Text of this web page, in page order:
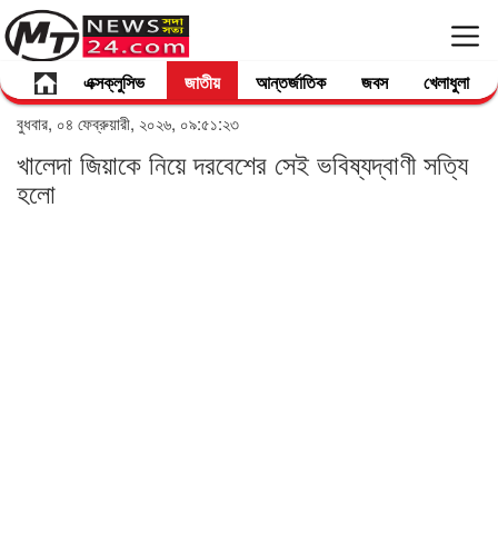
এক্সক্লুসিভ জাতীয় আন্তর্জাতিক জবস খেলাধুলা
বুধবার, ০৪ ফেব্রুয়ারী, ২০২৬, ০৯:৫১:২৩
খালেদা জিয়াকে নিয়ে দরবেশের সেই ভবিষ্যদ্বাণী সত্যি
হলো